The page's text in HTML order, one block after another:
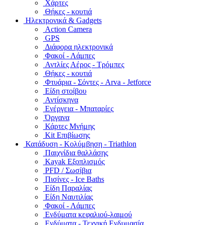
Χάρτες
Θήκες - κουτιά
Ηλεκτρονικά & Gadgets
Action Camera
GPS
Διάφορα ηλεκτρονικά
Φακοί - Λάμπες
Αντλίες Αέρος - Τρόμπες
Θήκες - κουτιά
Φτυάρια - Σόντες - Arva - Jetforce
Είδη στοίβου
Αντίσκηνα
Ενέργεια - Μπαταρίες
Όργανα
Κάρτες Μνήμης
Kit Επιβίωσης
Κατάδυση - Κολύμβηση - Triathlon
Παιχνίδια θαλλάσης
Kayak Εξοπλισμός
PFD / Σωσίβια
Πισίνες - Ice Baths
Είδη Παραλίας
Είδη Ναυτιλίας
Φακοί - Λάμπες
Ενδύματα κεφαλιού-λαιμού
Ενδύματα - Τεχνική Ενδυμασία